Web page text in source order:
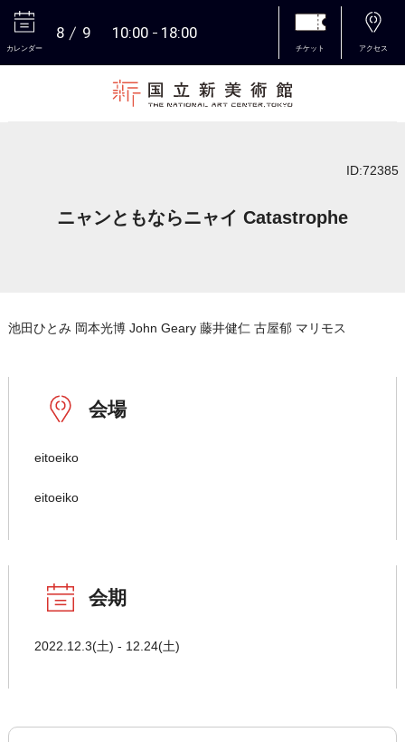
カレンダー
8 9 10:00 18:00
チケット アクセス
ID:72385
ニャンともならニャイ Catastrophe
池田ひとみ 岡本光博 John Geary 藤井健仁 古屋郁 マリモス
会場
eitoeiko
eitoeiko
会期
2022.12.3(土) - 12.24(土)